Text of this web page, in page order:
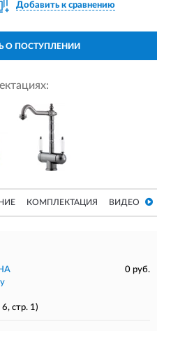
Добавить к сравнению
О ПОСТУПЛЕНИИ
КОМПЛЕКТАЦИЯ ВИДЕО
0 руб.
стр. 1)